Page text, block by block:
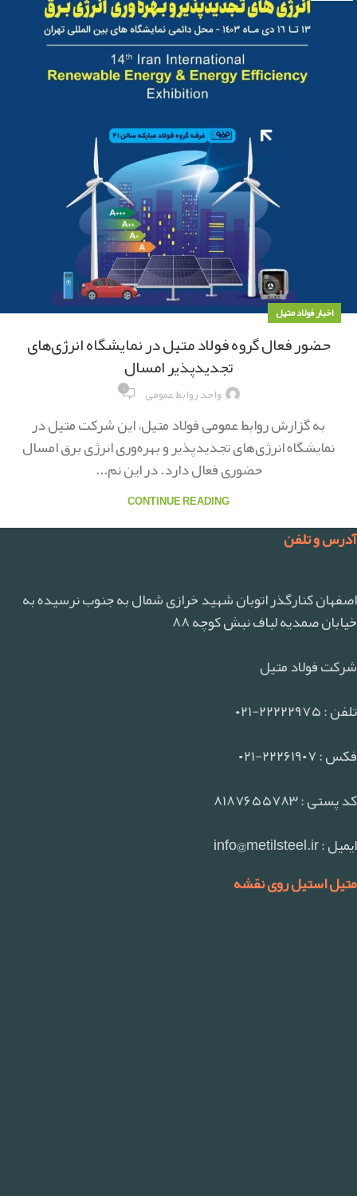
اخبار فولاد متیل
حضور فعال گروه فولاد متیل در نمایشگاه انرژی‌های
تجدیدپذیر امسال
واحد روابط عمومی ۰
به گزارش روابط عمومی فولاد متیل، این شرکت متیل در
نمایشگاه انرژی‌های تجدیدپذیر و بهره‌وری انرژی برق امسال
حضوری فعال دارد. در این نم...
CONTINUE READING
آدرس و تلفن
اصفهان کنارگذر اتوبان شهید خرازی شمال به جنوب نرسیده به
خیابان صمدیه لباف نبش کوچه ۸۸
شرکت فولاد متیل
تلفن : ۲۲۲۲۲۹۷۵-۰۲۱
فکس : ۲۲۲۶۱۹۰۷-۰۲۱
کد پستی : ۸۱۸۷۶۵۵۷۸۳
ایمیل : info@metilsteel.ir
متیل استیل روی نقشه